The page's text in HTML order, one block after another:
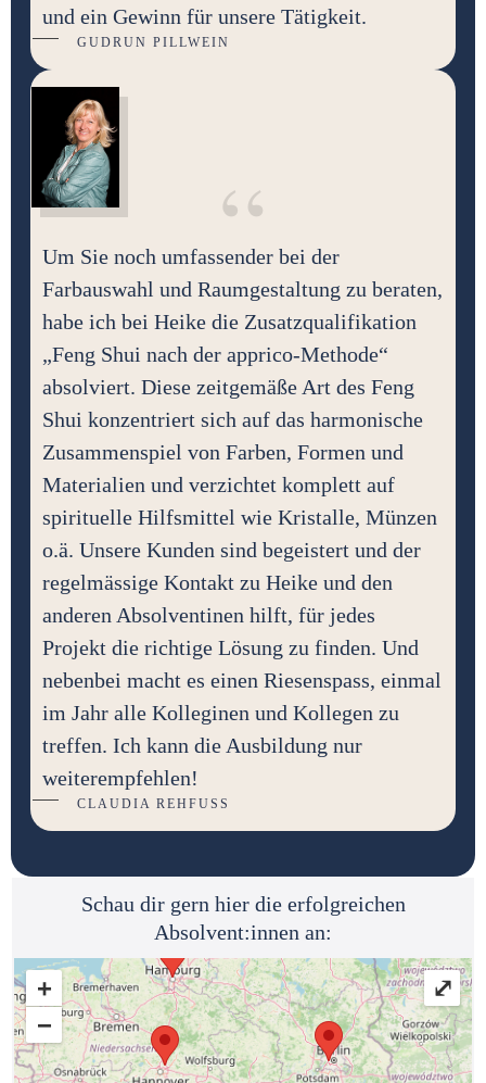
und ein Gewinn für unsere Tätigkeit.
GUDRUN PILLWEIN
“
Um Sie noch umfassender bei der
Farbauswahl und Raumgestaltung zu beraten,
habe ich bei Heike die Zusatzqualifikation
„Feng Shui nach der apprico-Methode“
absolviert. Diese zeitgemäße Art des Feng
Shui konzentriert sich auf das harmonische
Zusammenspiel von Farben, Formen und
Materialien und verzichtet komplett auf
spirituelle Hilfsmittel wie Kristalle, Münzen
o.ä. Unsere Kunden sind begeistert und der
regelmässige Kontakt zu Heike und den
anderen Absolventinen hilft, für jedes
Projekt die richtige Lösung zu finden. Und
nebenbei macht es einen Riesenspass, einmal
im Jahr alle Kolleginen und Kollegen zu
treffen. Ich kann die Ausbildung nur
weiterempfehlen!
CLAUDIA REHFUSS
Schau dir gern hier die erfolgreichen
Absolvent:innen an:
+
−
⤢